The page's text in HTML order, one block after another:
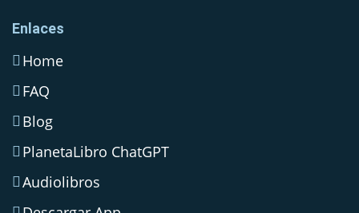
Enlaces
Home
FAQ
Blog
PlanetaLibro ChatGPT
Audiolibros